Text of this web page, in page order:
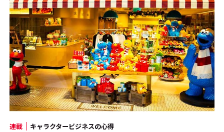
連載 キャラクタービジネスの心得